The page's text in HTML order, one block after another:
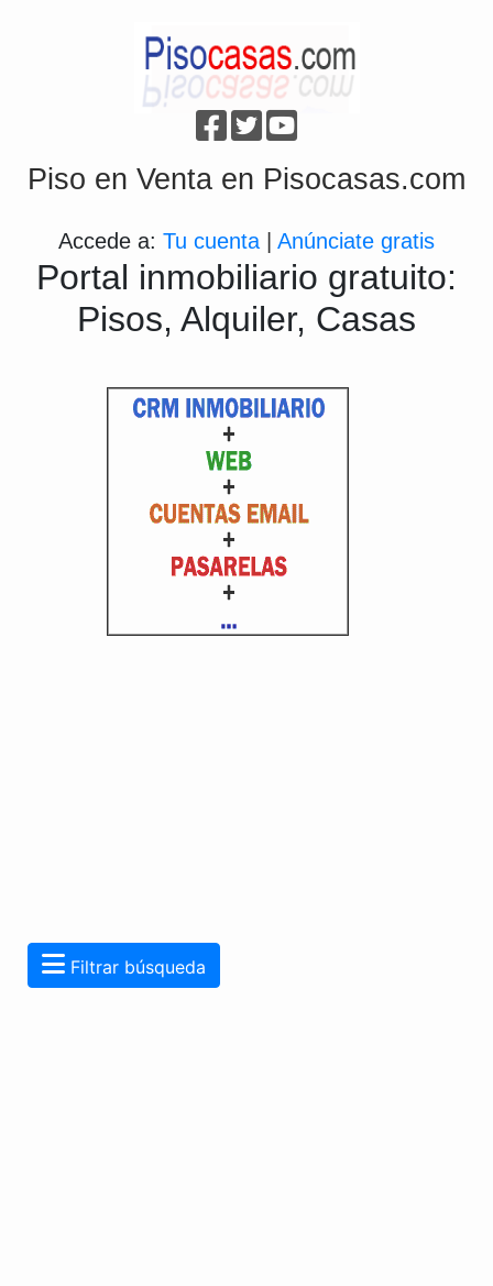
Piso en Venta en Pisocasas.com
Accede a: Tu cuenta Anúnciate gratis
Portal inmobiliario gratuito:
Pisos, Alquiler, Casas
Filtrar búsqueda